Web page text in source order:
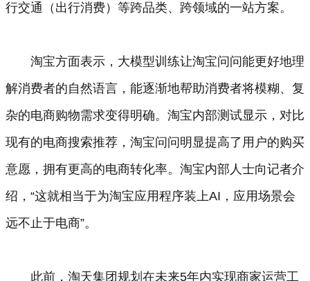
行交通（出行消费）等跨品类、跨领域的一站方案。
淘宝方面表示，大模型训练让淘宝问问能更好地理
解消费者的自然语言，能逐渐地帮助消费者将模糊、复
杂的电商购物需求变得明确。淘宝内部测试显示，对比
现有的电商搜索推荐，淘宝问问明显提高了用户的购买
意愿，拥有更高的电商转化率。淘宝内部人士向记者介
绍，“这就相当于为淘宝应用程序装上AI，应用场景会
远不止于电商”。
此前，淘天集团规划在未来5年内实现商家运营工